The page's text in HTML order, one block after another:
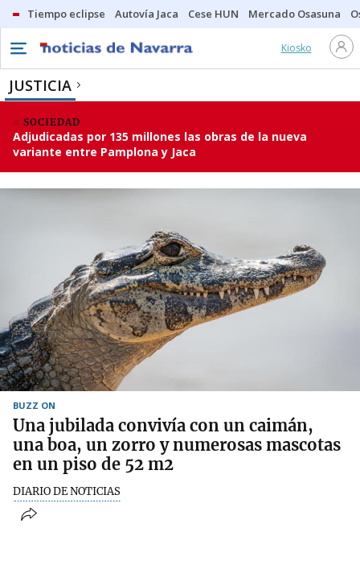
Tiempo eclipse Autovía Jaca Cese HUN Mercado Osasuna
Kiosko
JUSTICIA
SOCIEDAD
Adjudicadas por 135 millones las obras de la nueva
variante entre Pamplona y Jaca
BUZZ ON
Una jubilada convivía con un caimán,
una boa, un zorro y numerosas mascotas
en un piso de 52 m2
DIARIO DE NOTICIAS